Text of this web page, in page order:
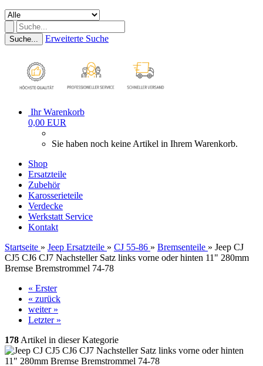
Suche... Erweiterte Suche
Ihr Warenkorb
0,00 EUR
Sie haben noch keine Artikel in Ihrem Warenkorb.
Shop
Ersatzteile
Zubehör
Karosserieteile
Verdecke
Werkstatt Service
Kontakt
Startseite » Jeep Ersatzteile » CJ 55-86 » Bremsenteile » Jeep CJ
CJ5 CJ6 CJ7 Nachsteller Satz links vorne oder hinten 11" 280mm
Bremse Bremstrommel 74-78
« Erster
« zurück
weiter »
Letzter »
178 Artikel in dieser Kategorie